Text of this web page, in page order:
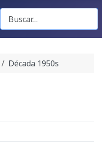
Buscar Gacetas
Década 1950s